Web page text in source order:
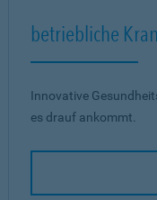
betriebliche
Innovative
es drauf ankommt.